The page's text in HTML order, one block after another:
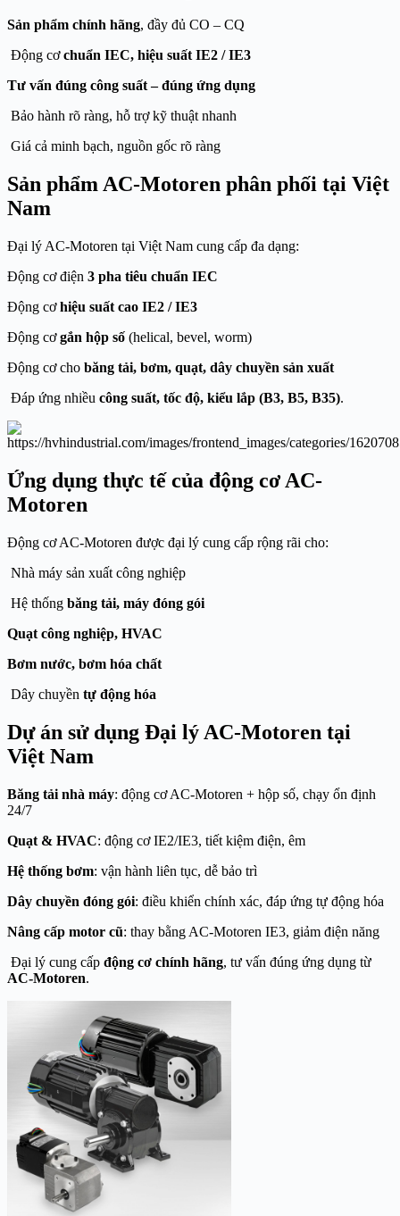
Sản phẩm chính hãng, đầy đủ CO – CQ
Động cơchuẩn IEC, hiệu suất IE2 / IE3
Tư vấn đúng công suất – đúng ứng dụng
Bảo hành rõ ràng, hỗ trợ kỹ thuật nhanh
Giá cả minh bạch, nguồn gốc rõ ràng
Sản phẩm AC-Motoren phân phối tại Việt
Nam
Đại lý AC-Motoren tại Việt Nam cung cấp đa dạng:
Động cơ điện 3 pha tiêu chuẩn IEC
Động cơhiệu suất cao IE2 / IE3
Động cơgắn hộp số (helical, bevel, worm)
Động cơ cho băng tải, bơm, quạt, dây chuyền sản xuất
Đáp ứng nhiều công suất, tốc độ, kiểu lắp (B3, B5, B35).
Ứng dụng thực tế của động cơ AC-
Motoren
Động cơ AC-Motoren được đại lý cung cấp rộng rãi cho:
Nhà máy sản xuất công nghiệp
Hệ thống băng tải, máy đóng gói
Quạt công nghiệp, HVAC
Bơm nước, bơm hóa chất
Dây chuyền tự động hóa
Dự án sử dụng Đại lý AC-Motoren tại
Việt Nam
Băng tải nhà máy: động cơ AC-Motoren + hộp số, chạy ổn định
24/7
Quạt & HVAC: động cơ IE2/IE3, tiết kiệm điện, êm
Hệ thống bơm: vận hành liên tục, dễ bảo trì
Dây chuyền đóng gói: điều khiển chính xác, đáp ứng tự động hóa
Nâng cấp motor cũ: thay bằng AC-Motoren IE3, giảm điện năng
Đại lý cung cấp động cơ chính hãng, tư vấn đúng ứng dụng từ
AC-Motoren.